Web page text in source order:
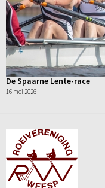
De Spaarne Lente-race
16 mei 2026